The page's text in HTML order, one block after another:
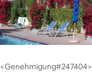
VILLA DE FLORES <Genehmigung#247404>